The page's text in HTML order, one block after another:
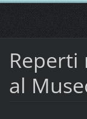
Reperti
al